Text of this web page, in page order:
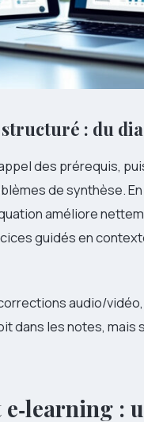
: du
des prérequis,
de synthèse.
améliore
guidés en
audio/
dans les notes,
: